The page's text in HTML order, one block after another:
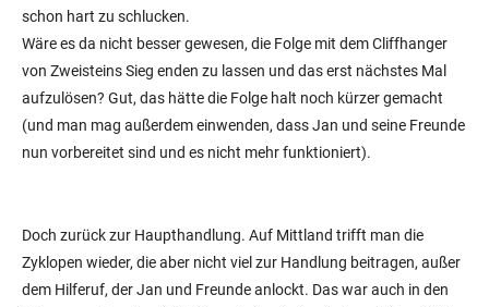
schon hart zu schlucken.
Wäre es da nicht besser gewesen, die Folge mit dem Cliffhanger
von Zweisteins Sieg enden zu lassen und das erst nächstes Mal
aufzulösen? Gut, das hätte die Folge halt noch kürzer gemacht
(und man mag außerdem einwenden, dass Jan und seine Freunde
nun vorbereitet sind und es nicht mehr funktioniert).
Doch zurück zur Haupthandlung. Auf Mittland trifft man die
Zyklopen wieder, die aber nicht viel zur Handlung beitragen, außer
dem Hilferuf, der Jan und Freunde anlockt. Das war auch in den